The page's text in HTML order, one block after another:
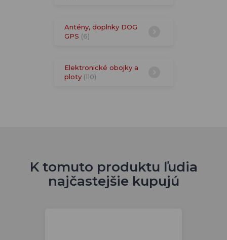
Antény, doplnky DOG
GPS (6)
Elektronické obojky a
ploty (110)
K tomuto produktu ľudia
najčastejšie kupujú